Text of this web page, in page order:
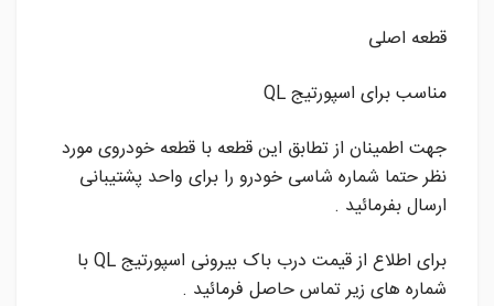
قطعه اصلی
مناسب برای اسپورتیج QL
جهت اطمینان از تطابق این قطعه با قطعه خودروی مورد
نظر حتما شماره شاسی خودرو را برای واحد پشتیبانی
ارسال بفرمائید .
برای اطلاع از قیمت درب باک بیرونی اسپورتیج QL با
شماره های زیر تماس حاصل فرمائید .